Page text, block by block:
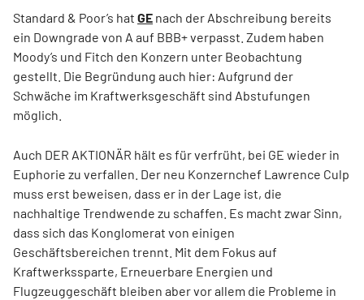
Standard & Poor’s hat GE nach der Abschreibung bereits
ein Downgrade von A auf BBB+ verpasst. Zudem haben
Moody’s und Fitch den Konzern unter Beobachtung
gestellt. Die Begründung auch hier: Aufgrund der
Schwäche im Kraftwerksgeschäft sind Abstufungen
möglich.
Auch DER AKTIONÄR hält es für verfrüht, bei GE wieder in
Euphorie zu verfallen. Der neu Konzernchef Lawrence Culp
muss erst beweisen, dass er in der Lage ist, die
nachhaltige Trendwende zu schaffen. Es macht zwar Sinn,
dass sich das Konglomerat von einigen
Geschäftsbereichen trennt. Mit dem Fokus auf
Kraftwerkssparte, Erneuerbare Energien und
Flugzeuggeschäft bleiben aber vor allem die Probleme in